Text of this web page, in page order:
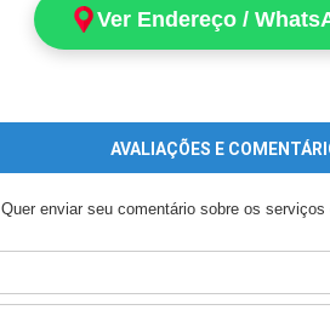
Ver Endereço /
AVALIAÇÕES E
Quer enviar seu comentário sobre os